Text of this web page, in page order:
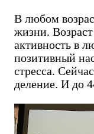
В любом
жизни.
активность в
позитивный
стресса.
деление. И до